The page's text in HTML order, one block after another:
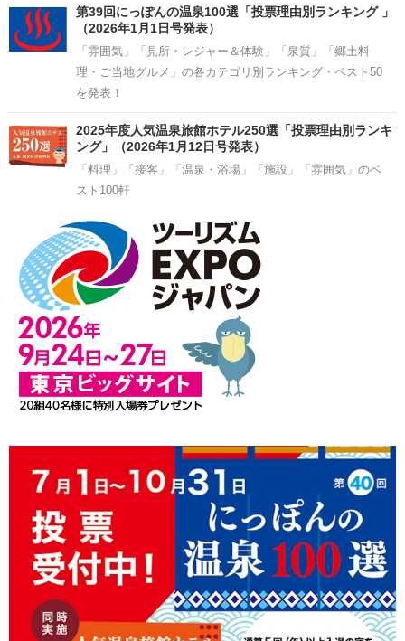
第39回にっぽんの温泉100選「投票理由別ランキング 」
（2026年1月1日号発表）
「雰囲気」「見所・レジャー＆体験」「泉質」「郷土料
理・ご当地グルメ」の各カテゴリ別ランキング・ベスト50
を発表！
2025年度人気温泉旅館ホテル250選「投票理由別ランキ
ング」（2026年1月12日号発表）
「料理」「接客」「温泉・浴場」「施設」「雰囲気」のベ
スト100軒